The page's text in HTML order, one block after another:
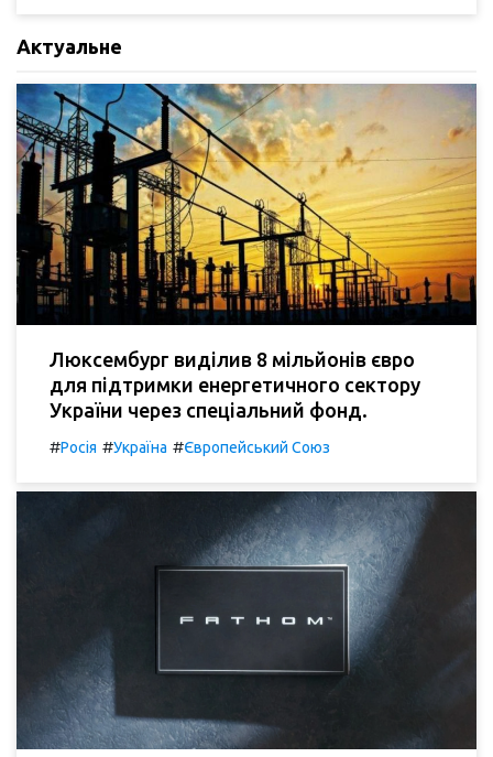
Актуальне
Люксембург виділив 8 мільйонів євро
для підтримки енергетичного сектору
України через спеціальний фонд.
#Росія #Україна #Європейський Союз